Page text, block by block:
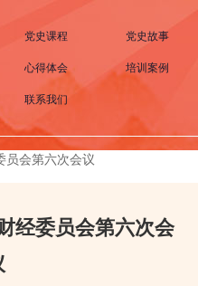
党史课程 党史故事
心得体会 培训案例
联系我们
员会第六次会议
经委员会第六次会